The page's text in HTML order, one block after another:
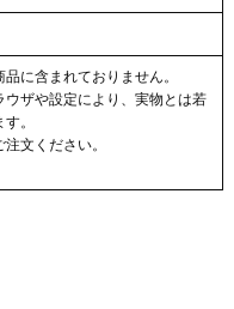
に含まれておりません。
ザや設定により、実物とは若
。
文ください。